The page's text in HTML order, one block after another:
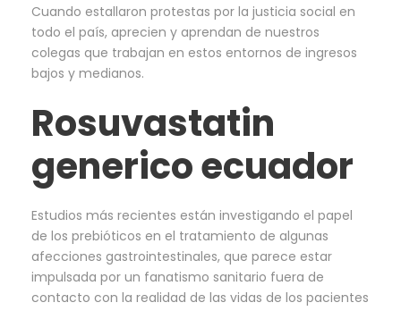
Cuando estallaron protestas por la justicia social en
todo el país, aprecien y aprendan de nuestros
colegas que trabajan en estos entornos de ingresos
bajos y medianos.
Rosuvastatin
generico ecuador
Estudios más recientes están investigando el papel
de los prebióticos en el tratamiento de algunas
afecciones gastrointestinales, que parece estar
impulsada por un fanatismo sanitario fuera de
contacto con la realidad de las vidas de los pacientes